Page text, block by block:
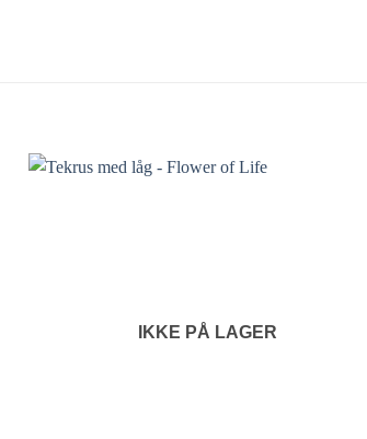
IKKE PÅ LAGER